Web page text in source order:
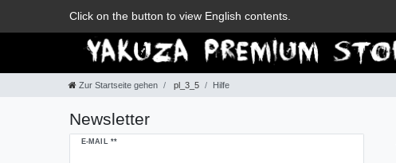
Click on the button to view English contents.
Zur Startseite gehen pl_3_5 Hilfe
Newsletter
E-MAIL **
Newsletter